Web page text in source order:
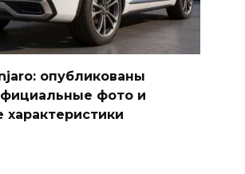
опубликованы
фото и
характеристики